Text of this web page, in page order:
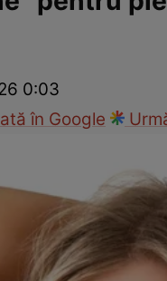
0:03
în Google